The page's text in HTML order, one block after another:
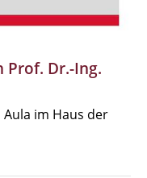
Prof. Dr.-Ing.
im Haus der